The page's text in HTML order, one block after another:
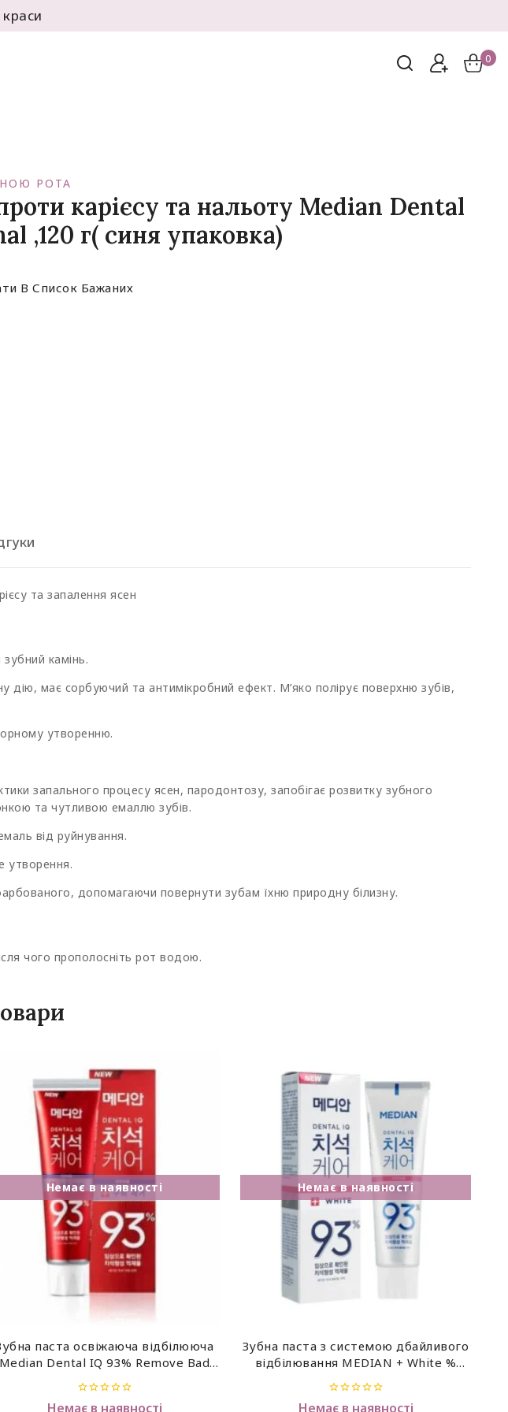
0
РОТА
карієсу та нальоту Median Dental
,120 г( синя упаковка)
В Список Бажаних
та запалення ясен
зубний камінь.
має сорбуючий та антимікробний ефект. М’яко полірує поверхню зубів,
утворенню.
запального процесу ясен, пародонтозу, запобігає розвитку зубного
та чутливою емаллю зубів.
від руйнування.
утворення.
допомагаючи повернути зубам їхню природну білизну.
чого прополосніть рот водою.
паста освіжаюча відбілююча
Median Dental IQ 93% Remove Bad
Немає в наявності
Зубна паста з системою дбайливого
відбілювання MEDIAN + White %
Немає в наявності